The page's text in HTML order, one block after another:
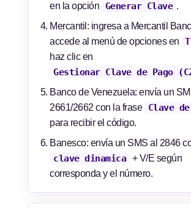
en la opción Generar Clave .
Mercantil: ingresa a Mercantil
accede al menú de opciones en
haz clic en
Gestionar Clave de Pago
Banco de Venezuela: envía un
2661/2662 con la frase Clave
para recibir el código.
Banesco: envía un SMS al 2846
clave dinamica + V/E según
corresponda y el número.